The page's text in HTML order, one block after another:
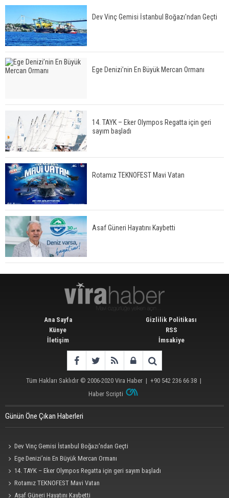
Dev Vinç Gemisi İstanbul Boğazı'ndan Geçti
Ege Denizi’nin En Büyük Mercan Ormanı
14. TAYK – Eker Olympos Regatta için geri
sayım başladı
Rotamız TEKNOFEST Mavi Vatan
Asaf Güneri Hayatını Kaybetti
Ana Sayfa
Künye
İletişim
Gizlilik Politikası
RSS
İmsakiye
Tüm Hakları Saklıdır © 2006-2020 Vira Haber | +90 542 236 66 38 |
Haber Scripti
Günün Öne Çıkan Haberleri
Dev Vinç Gemisi İstanbul Boğazı'ndan Geçti
Ege Denizi’nin En Büyük Mercan Ormanı
14. TAYK – Eker Olympos Regatta için geri sayım başladı
Rotamız TEKNOFEST Mavi Vatan
Asaf Güneri Hayatını Kaybetti